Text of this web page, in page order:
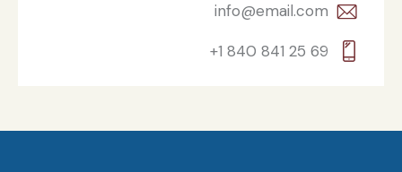
info@email.com
+1 840 841 25 69